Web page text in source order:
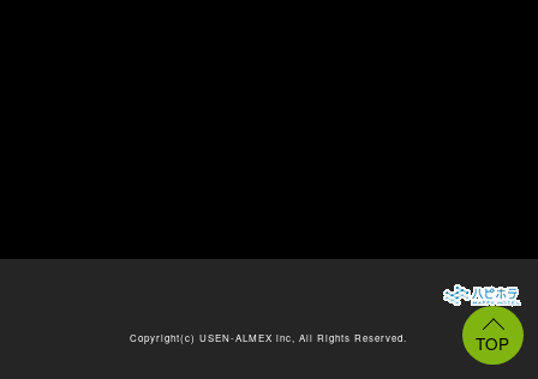
Copyright(c)USEN-ALMEX inc, All Rights Reserved.